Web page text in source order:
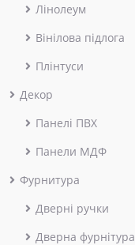
Лінолеум
Вінілова підлога
Плінтуси
Декор
Панелі ПВХ
Панели МДФ
Фурнитура
Дверні ручки
Дверна фурнітура